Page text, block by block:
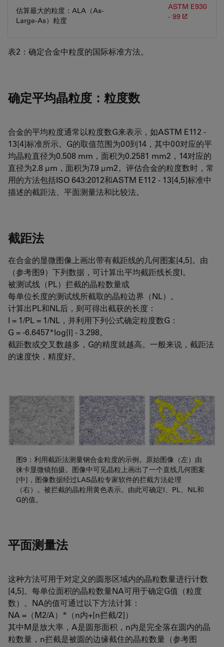
估算最大的粒度：ALA（As-
Large-As）粒度
ASTM E930
- 99
表2：确定合金中粒度的国际标准方法。
确定平均晶粒度：粒度数
合金的平均粒度通常以粒度数G来表示，如ASTM E112 -
13[4]标准所示。G的取值范围为00到14，其中00对应的平
均晶粒直径为0.508 mm，面积为0.2581 mm2，14对应的
直径为2.8 µm，面积为7.9 µm2。评估合金的粒度数时，常
用的方法包括ISO 643:2012和ASTM E112 - 13[4,5]标准中
描述的截距法、平面测量法和比较法。
截距法
在合金的显微图像上画出带有截距线的几何图案[4,5]。由
（参考图9）下列数据，可计算出平均截距线长度l。
被测试线（PL）拦截的晶粒数量或
每单位长度的测试线所截取的晶粒边界（NL）。
计算出PL和NL后，则可得出截获的长度：
l = 1/PL = 1/NL，并利用下列公式确定粒度数G：
G = -6.6457*log[l] - 3.298。
截距数或交叉数越多，G的精度就越高。一般来说，截距法
的速度快，精度好。
图9：利用截距法测量钢合金粒度的示例。原始图像（左）由
徕卡显微镜拍摄。图像中可见晶粒上画出了一个直线几何图案
[中]，图像数据经过LAS晶粒专家软件的拦截方法处理
（右）。被拦截的晶粒用黄色表示。由此可确定l、PL、NL和
G的值。
平面测量法
这种方法可用于对定义的圆形区域内的晶粒数量进行计数
[4,5]。每单位面积的晶粒数量NA可用于确定G值（粒度
数）。NA的值可通过以下方法计算：
NA =（M2/A）*（n内+[n拦截/2]）
其中M是放大率，A是圆形面积，n内是完全落在圆内的晶
粒数量，n拦截是被圆的边缘截住的晶粒数量（参考图